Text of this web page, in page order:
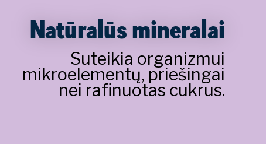
Natūralūs mineralai
Suteikia organizmui
mikroelementų, priešingai
nei rafinuotas cukrus.